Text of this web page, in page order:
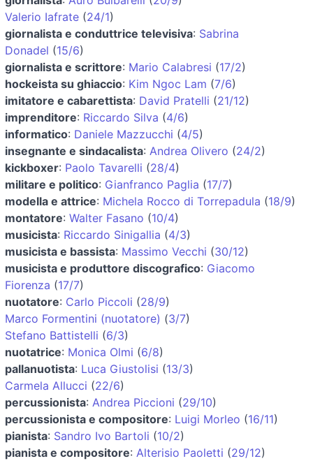
Valerio Iafrate (24/1)
giornalista e conduttrice televisiva: Sabrina
Donadel (15/6)
giornalista e scrittore: Mario Calabresi (17/2)
hockeista su ghiaccio: Kim Ngoc Lam (7/6)
imitatore e cabarettista: David Pratelli (21/12)
imprenditore: Riccardo Silva (4/6)
informatico: Daniele Mazzucchi (4/5)
insegnante e sindacalista: Andrea Olivero (24/2)
kickboxer: Paolo Tavarelli (28/4)
militare e politico: Gianfranco Paglia (17/7)
modella e attrice: Michela Rocco di Torrepadula (18/9)
montatore: Walter Fasano (10/4)
musicista: Riccardo Sinigallia (4/3)
musicista e bassista: Massimo Vecchi (30/12)
musicista e produttore discografico: Giacomo
Fiorenza (17/7)
nuotatore: Carlo Piccoli (28/9)
Marco Formentini (nuotatore) (3/7)
Stefano Battistelli (6/3)
nuotatrice: Monica Olmi (6/8)
pallanuotista: Luca Giustolisi (13/3)
Carmela Allucci (22/6)
percussionista: Andrea Piccioni (29/10)
percussionista e compositore: Luigi Morleo (16/11)
pianista: Sandro Ivo Bartoli (10/2)
pianista e compositore: Alterisio Paoletti (29/12)